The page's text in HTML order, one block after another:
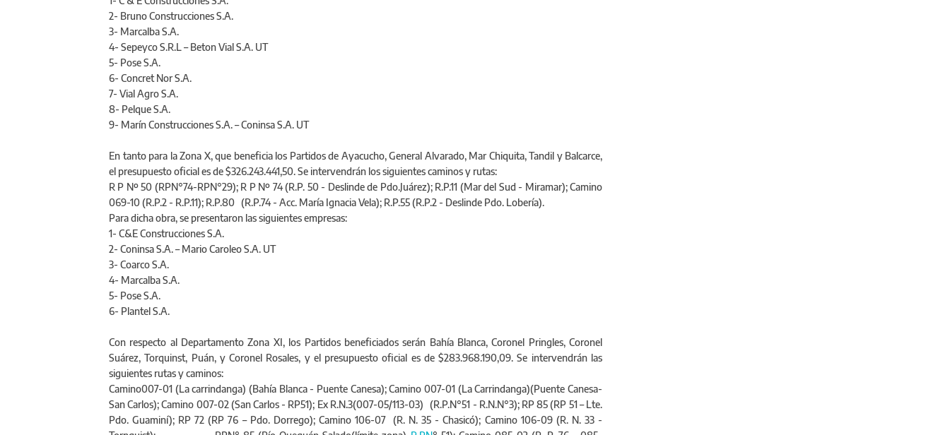
1- C & E Construcciones S.A.
2- Bruno Construcciones S.A.
3- Marcalba S.A.
4- Sepeyco S.R.L – Beton Vial S.A. UT
5- Pose S.A.
6- Concret Nor S.A.
7- Vial Agro S.A.
8- Pelque S.A.
9- Marín Construcciones S.A. – Coninsa S.A. UT
En tanto para la Zona X, que beneficia los Partidos de Ayacucho, General Alvarado, Mar Chiquita, Tandil y Balcarce,
el presupuesto oficial es de $326.243.441,50. Se intervendrán los siguientes caminos y rutas:
R P Nº 50 (RPN°74-RPN°29); R P Nº 74 (R.P. 50 - Deslinde de Pdo.Juárez); R.P.11 (Mar del Sud - Miramar); Camino
069-10 (R.P.2 - R.P.11); R.P.80 (R.P.74 - Acc. María Ignacia Vela); R.P.55 (R.P.2 - Deslinde Pdo. Lobería).
Para dicha obra, se presentaron las siguientes empresas:
1- C&E Construcciones S.A.
2- Coninsa S.A. – Mario Caroleo S.A. UT
3- Coarco S.A.
4- Marcalba S.A.
5- Pose S.A.
6- Plantel S.A.
Con respecto al Departamento Zona XI, los Partidos beneficiados serán Bahía Blanca, Coronel Pringles, Coronel
Suárez, Torquinst, Puán, y Coronel Rosales, y el presupuesto oficial es de $283.968.190,09. Se intervendrán las
siguientes rutas y caminos:
Camino007-01 (La carrindanga) (Bahía Blanca - Puente Canesa); Camino 007-01 (La Carrindanga)(Puente Canesa-
San Carlos); Camino 007-02 (San Carlos - RP51); Ex R.N.3(007-05/113-03) (R.P.N°51 - R.N.N°3); RP 85 (RP 51 – Lte.
Pdo. Guaminí); RP 72 (RP 76 – Pdo. Dorrego); Camino 106-07 (R. N. 35 - Chasicó); Camino 106-09 (R. N. 33 -